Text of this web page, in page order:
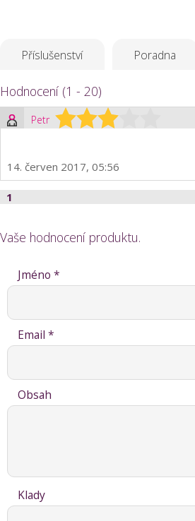
Příslušenství Poradna
Hodnocení (1 - 20)
Petr
14. červen 2017, 05:56
1
Vaše hodnocení produktu.
Jméno *
Email *
Obsah
Klady